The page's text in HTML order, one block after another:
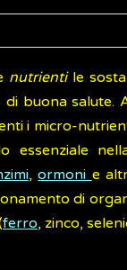
nutrientile
buona salute.
i micro-
essenziale
,ormoni e
di
ferro, zinco,